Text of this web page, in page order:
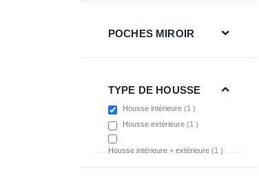
POCHES MIROIR
TYPE DE HOUSSE
Housse intérieure 1 item
Housse extérieure 1 item
Housse intérieure + extérieure 1 item